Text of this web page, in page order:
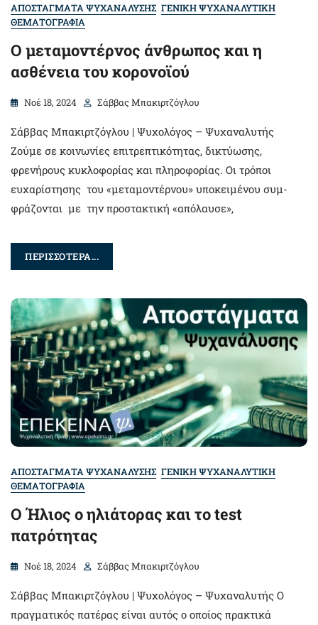
ΑΠΟΣΤΑΓΜΑΤΑ ΨΥΧΑΝΑΛΥΣΗΣ ΓΕΝΙΚΗ ΨΥΧΑΝΑΛΥΤΙΚΗ
ΘΕΜΑΤΟΓΡΑΦΙΑ
O μεταμοντέρνος άνθρωπος και η
ασθένεια του κορονοϊού
Νοέ 18, 2024 Σάββας Μπακιρτζόγλου
Σάββας Μπακιρτζόγλου | Ψυχολόγος – Ψυχαναλυτής
Ζούμε σε κοινωνίες επιτρεπτικότητας, δικτύωσης,
φρενήρους κυκλοφορίας και πληροφορίας. Οι τρόποι
ευχαρίστησης του «μεταμοντέρνου» υποκειμένου συμ-
φράζονται με την προστακτική «απόλαυσε»,
ΠΕΡΙΣΣΟΤΕΡΑ...
ΑΠΟΣΤΑΓΜΑΤΑ ΨΥΧΑΝΑΛΥΣΗΣ ΓΕΝΙΚΗ ΨΥΧΑΝΑΛΥΤΙΚΗ
ΘΕΜΑΤΟΓΡΑΦΙΑ
Ο Ήλιος ο ηλιάτορας και το test
πατρότητας
Νοέ 18, 2024 Σάββας Μπακιρτζόγλου
Σάββας Μπακιρτζόγλου | Ψυχολόγος – Ψυχαναλυτής O
πραγματικός πατέρας είναι αυτός ο οποίος πρακτικά